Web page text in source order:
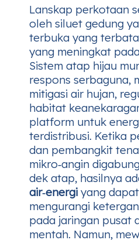
Lanskap perkotaan
oleh siluet gedung
terbuka yang
yang meningkat
Sistem atap hijau
respons serbaguna,
mitigasi air hujan,
habitat
platform untuk
terdistribusi. Ketika
dan pembangkit
mikro‑angin
dek atap, hasilnya
air‑energi yang
mengurangi
pada jaringan pusat
mentah. Namun,